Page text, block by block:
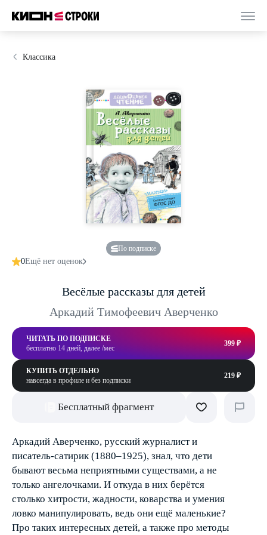
Классика
По подписке
0Ещё нет оценок
Весёлые рассказы для детей
Аркадий Тимофеевич Аверченко
ЧИТАТЬ ПО ПОДПИСКЕ
бесплатно 14 дней, далее /мес
399 ₽
КУПИТЬ ОТДЕЛЬНО
навсегда в профиле и без подписки
219 ₽
Бесплатный фрагмент
Аркадий Аверченко, русский журналист и
писатель-сатирик (1880–1925), знал, что дети
бывают весьма неприятными существами, а не
только ангелочками. И откуда в них берётся
столько хитрости, жадности, коварства и умения
ловко манипулировать, ведь они ещё маленькие?
Про таких интересных детей, а также про методы